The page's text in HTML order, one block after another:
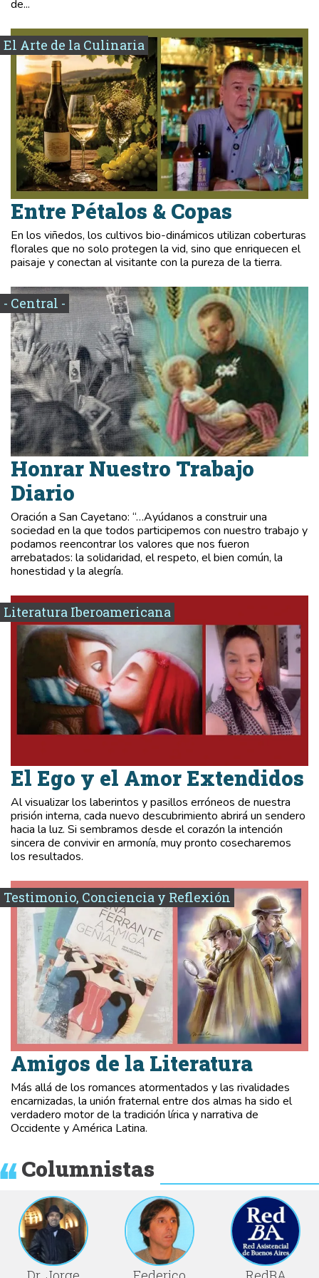
de...
El Arte de la Culinaria
Entre Pétalos & Copas
En los viñedos, los cultivos bio-dinámicos utilizan coberturas
florales que no solo protegen la vid, sino que enriquecen el
paisaje y conectan al visitante con la pureza de la tierra.
- Central -
Honrar Nuestro Trabajo
Diario
Oración a San Cayetano: “…Ayúdanos a construir una
sociedad en la que todos participemos con nuestro trabajo y
podamos reencontrar los valores que nos fueron
arrebatados: la solidaridad, el respeto, el bien común, la
honestidad y la alegría.
Literatura Iberoamericana
El Ego y el Amor Extendidos
Al visualizar los laberintos y pasillos erróneos de nuestra
prisión interna, cada nuevo descubrimiento abrirá un sendero
hacia la luz. Si sembramos desde el corazón la intención
sincera de convivir en armonía, muy pronto cosecharemos
los resultados.
Testimonio, Conciencia y Reflexión
Amigos de la Literatura
Más allá de los romances atormentados y las rivalidades
encarnizadas, la unión fraternal entre dos almas ha sido el
verdadero motor de la tradición lírica y narrativa de
Occidente y América Latina.
Columnistas